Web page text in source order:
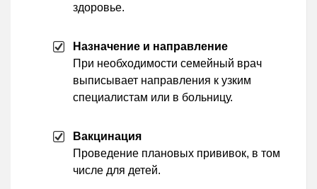
здоровье.
Назначение и направление
При необходимости семейный врач
выписывает направления к узким
специалистам или в больницу.
Вакцинация
Проведение плановых прививок, в том
числе для детей.